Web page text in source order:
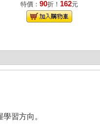
特價： 90折！ 162元
習方向。